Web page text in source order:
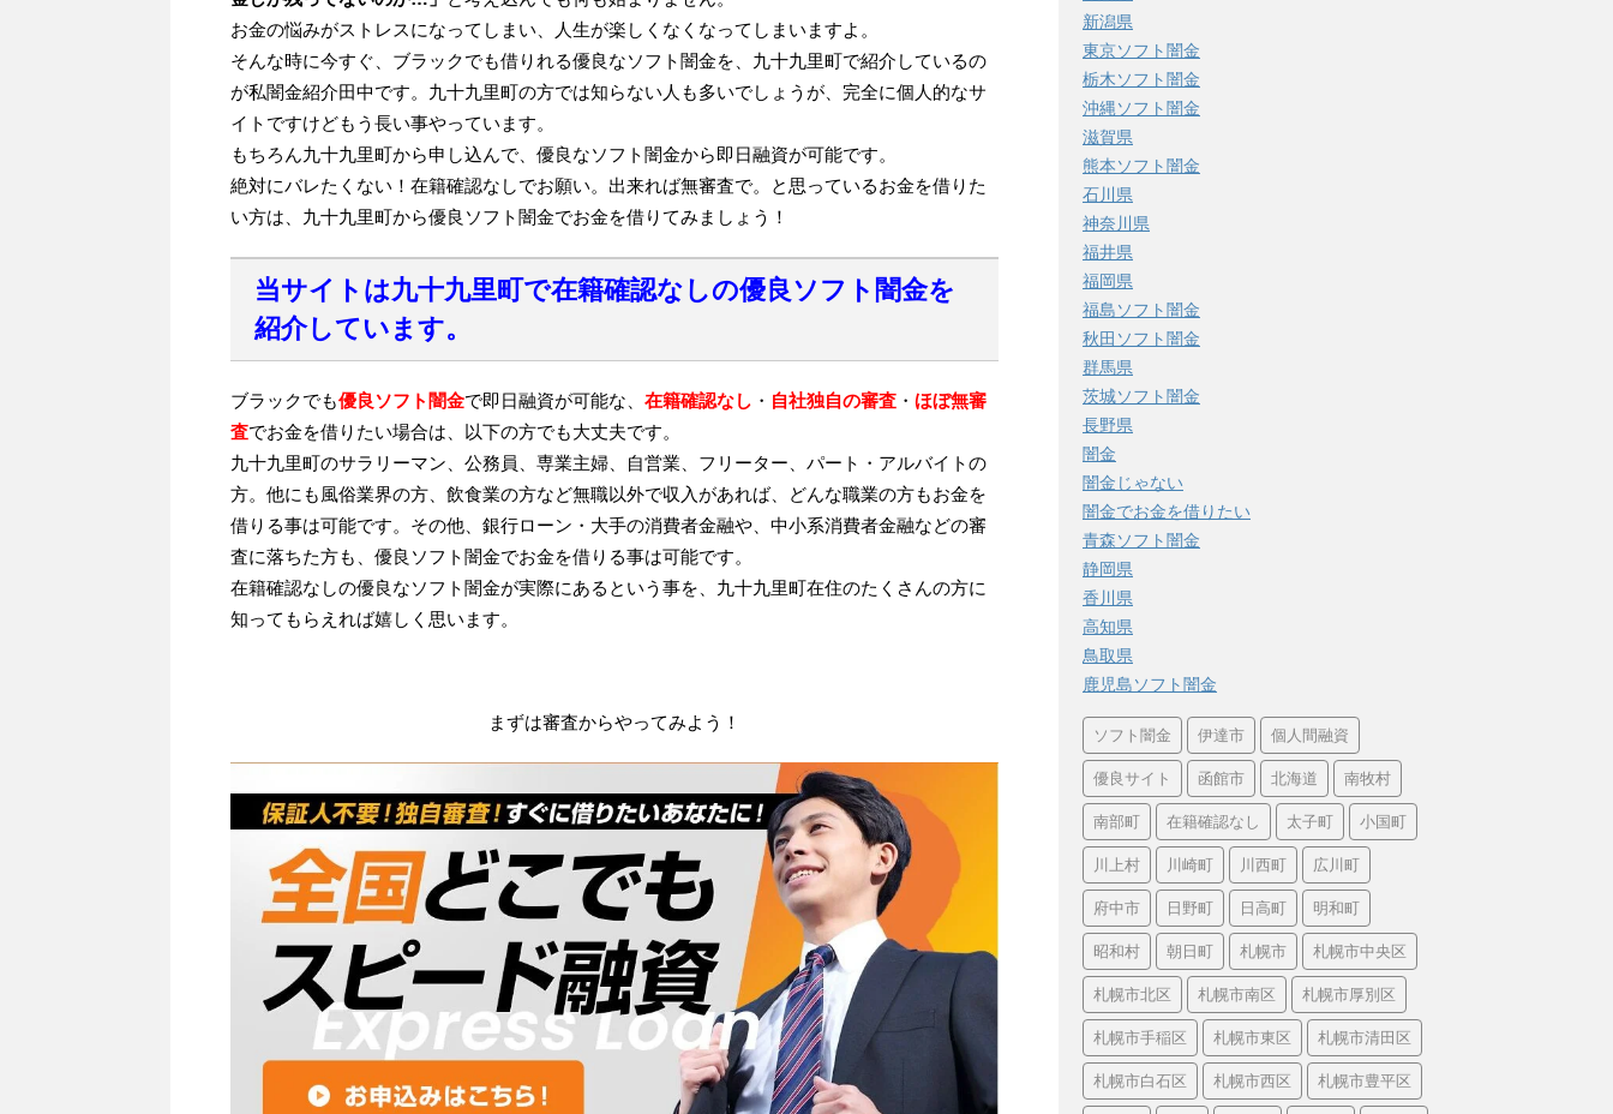
お金の悩みがストレスになってしまい、人生が楽しくなくなってしまいますよ。
そんな時に今すぐ、ブラックでも借りれる優良なソフト闇金を、九十九里町で紹介しているの
が私闇金紹介田中です。九十九里町の方では知らない人も多いでしょうが、完全に個人的なサ
イトですけどもう長い事やっています。
もちろん九十九里町から申し込んで、優良なソフト闇金から即日融資が可能です。
絶対にバレたくない！在籍確認なしでお願い。出来れば無審査で。と思っているお金を借りた
い方は、九十九里町から優良ソフト闇金でお金を借りてみましょう！
当サイトは九十九里町で在籍確認なしの優良ソフト闇金を
紹介しています。
ブラックでも優良ソフト闇金で即日融資が可能な、 在籍確認なし ・ 自社独自の審査 ・ ほぼ無審
査でお金を借りたい場合は、以下の方でも大丈夫です。
九十九里町のサラリーマン、公務員、専業主婦、自営業、フリーター、パート・アルバイトの
方。他にも風俗業界の方、飲食業の方など無職以外で収入があれば、どんな職業の方もお金を
借りる事は可能です。その他、銀行ローン・大手の消費者金融や、中小系消費者金融などの審
査に落ちた方も、優良ソフト闇金でお金を借りる事は可能です。
在籍確認なしの優良なソフト闇金が実際にあるという事を、九十九里町在住のたくさんの方に
知ってもらえれば嬉しく思います。
まずは審査からやってみよう！
新潟県
東京ソフト闇金
栃木ソフト闇金
沖縄ソフト闇金
滋賀県
熊本ソフト闇金
石川県
神奈川県
福井県
福岡県
福島ソフト闇金
秋田ソフト闇金
群馬県
茨城ソフト闇金
長野県
闇金
闇金じゃない
闇金でお金を借りたい
青森ソフト闇金
静岡県
香川県
高知県
鳥取県
鹿児島ソフト闇金
ソフト闇金 伊達市 個人間融資
優良サイト 函館市 北海道 南牧村
南部町 在籍確認なし 太子町 小国町
川上村 川崎町 川西町 広川町
府中市 日野町 日高町 明和町
昭和村 朝日町 札幌市 札幌市中央区
札幌市北区 札幌市南区 札幌市厚別区
札幌市手稲区 札幌市東区 札幌市清田区
札幌市白石区 札幌市西区 札幌市豊平区